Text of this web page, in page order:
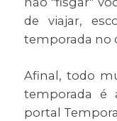
de viajar,
temporada no
Afinal, todo
temporada é
portal